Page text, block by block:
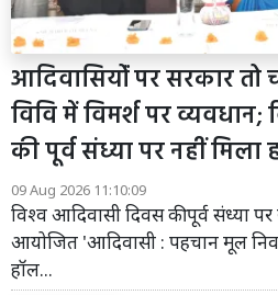
आदिवासियोंं पर सरकार तो
विवि में विमर्श पर
की पूर्व संध्या पर नहीं मिला
09 Aug 2026 11:10:09
विश्व आदिवासी दिवस की पूर्व संध्या
आयोजित 'आदिवासी : पहचान मूल
हॉल...